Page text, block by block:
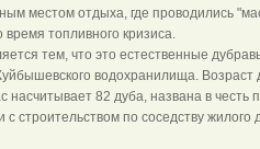
местом отдыха, где проводились
топливного кризиса.
тем, что это естественные
водохранилища. Возраст
насчитывает 82 дуба, названа в честь
строительством по соседству жилого